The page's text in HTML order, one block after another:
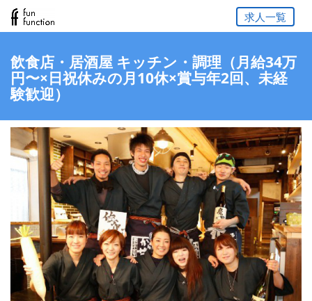
求人一覧
飲食店・居酒屋 キッチン・調理（月給34万
円〜×日祝休みの月10休×賞与年2回、未経
験歓迎）